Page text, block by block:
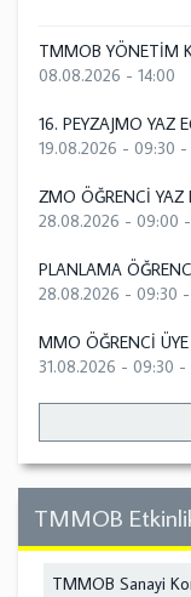
TMMOB YÖNETİM
08.08.2026 - 14:00
16. PEYZAJMO YAZ
19.08.2026 - 09:30 -
ZMO ÖĞRENCİ YAZ
28.08.2026 - 09:00 -
PLANLAMA
28.08.2026 - 09:30 -
MMO ÖĞRENCİ
31.08.2026 - 09:30 -
TMMOB
TMMOB Sanayi